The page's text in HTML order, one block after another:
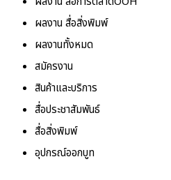
ผลงาน สื่อสิ่งพิมพ์
ผลงานทั้งหมด
สมัครงาน
สินค้าและบริการ
สื่อประชาสัมพันธ์
สื่อสิ่งพิมพ์
อุปกรณ์ออกบูท